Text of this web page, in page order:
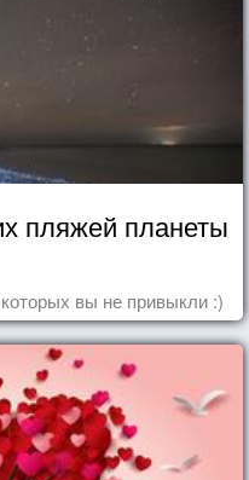
пляжей планеты
вы не привыкли :)